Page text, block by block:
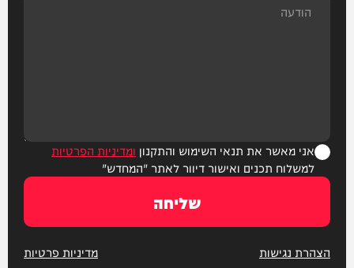
אני מאשר את תנאי השימוש והתקנון ומדיניות הפרטיות
למשלוח תכנים ואישור דיוור לאתר "המחדש"
שליחה
הצהרת נגישות מדיניות פרטיות